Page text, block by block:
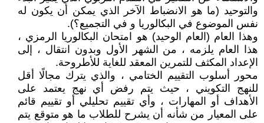
والتوحيد (ما هو الانضباط الآخر الذي يمكن أن يكون له
نفس الموضوع في البكالوريا و في التجميع؟).
وهذا العام (العام الوحيد) هو امتحان البكالوريا الرمزي ،
هذا العام يلزمه ، من الشهر الأول وبدون انتقال ، إلى
الإعداد المكثف للتمرين المعقد للغاية للأطروحة.
محور أسلوب التقييم الختامي ، والذي يترك مجالًا أقل
للنهج التكويني ، حيث يتم رفض أي نهج يعتمد على
الأهداف أو المهارات ، وأي تقييم تحليلي أو تقييم قائم
على المعيار من شأنه أن يشرح للطلاب ما هو متوقع يتم